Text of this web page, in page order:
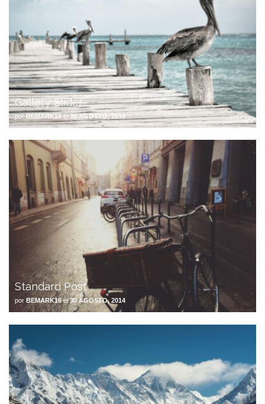
Gallery Slider
por BEMARK16 el30 AGOSTO, 2014
Standard Post
por BEMARK16 el30 AGOSTO, 2014